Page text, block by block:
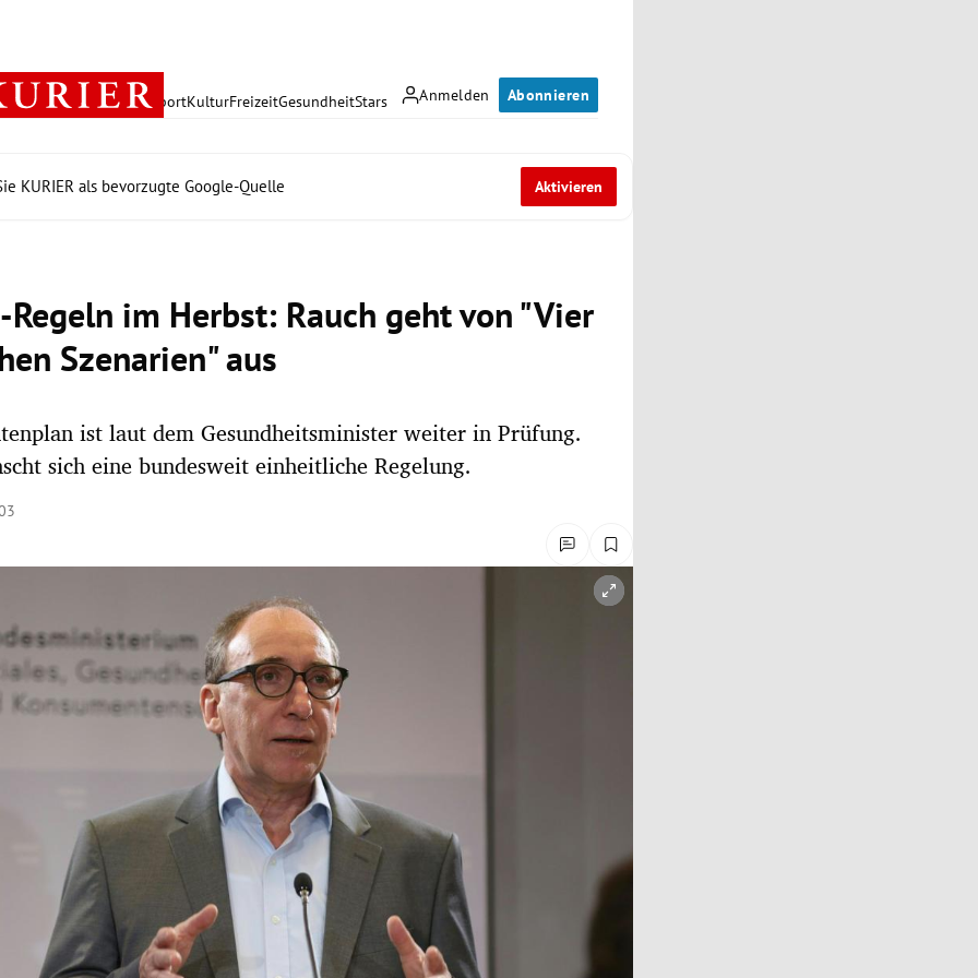
Anmelden Abonnieren
PolitikWirtschaft SportKulturFreizeitGesundheitStars
KURIER als bevorzugte Google-Quelle Aktivieren
Regeln im Herbst: Rauch geht von "Vier
Szenarien" aus
ist laut dem Gesundheitsminister weiter in Prüfung.
sich eine bundesweit einheitliche Regelung.
öffnen/schließen